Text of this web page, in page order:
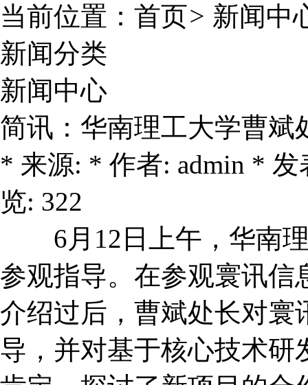
当前位置： 首页> 新闻中
新闻分类
新闻中心
简讯：华南理工大学曹斌
* 来源: * 作者: admin * 发
览: 322
6月12日上午，华南理
参观指导。在参观寰讯信
介绍过后，曹斌处长对寰
导，并对基于核心技术研